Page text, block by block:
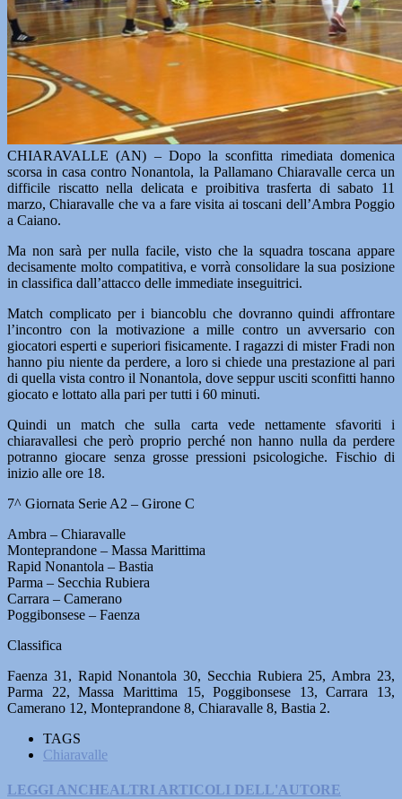
CHIARAVALLE (AN) – Dopo la sconfitta rimediata domenica
scorsa in casa contro Nonantola, la Pallamano Chiaravalle cerca un
difficile riscatto nella delicata e proibitiva trasferta di sabato 11
marzo, Chiaravalle che va a fare visita ai toscani dell’Ambra Poggio
a Caiano.
Ma non sarà per nulla facile, visto che la squadra toscana appare
decisamente molto compatitiva, e vorrà consolidare la sua posizione
in classifica dall’attacco delle immediate inseguitrici.
Match complicato per i biancoblu che dovranno quindi affrontare
l’incontro con la motivazione a mille contro un avversario con
giocatori esperti e superiori fisicamente. I ragazzi di mister Fradi non
hanno piu niente da perdere, a loro si chiede una prestazione al pari
di quella vista contro il Nonantola, dove seppur usciti sconfitti hanno
giocato e lottato alla pari per tutti i 60 minuti.
Quindi un match che sulla carta vede nettamente sfavoriti i
chiaravallesi che però proprio perché non hanno nulla da perdere
potranno giocare senza grosse pressioni psicologiche. Fischio di
inizio alle ore 18.
7^ Giornata Serie A2 – Girone C
Ambra – Chiaravalle
Monteprandone – Massa Marittima
Rapid Nonantola – Bastia
Parma – Secchia Rubiera
Carrara – Camerano
Poggibonsese – Faenza
Classifica
Faenza 31, Rapid Nonantola 30, Secchia Rubiera 25, Ambra 23,
Parma 22, Massa Marittima 15, Poggibonsese 13, Carrara 13,
Camerano 12, Monteprandone 8, Chiaravalle 8, Bastia 2.
TAGS
Chiaravalle
LEGGI ANCHEALTRI ARTICOLI DELL'AUTORE